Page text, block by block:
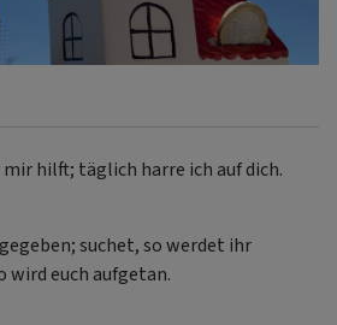
hilft; täglich harre ich auf dich.
suchet, so werdet ihr
wird euch aufgetan.